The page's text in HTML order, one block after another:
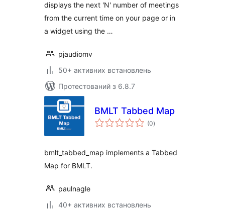
displays the next 'N' number of meetings
from the current time on your page or in
a widget using the …
pjaudiomv
50+ активних встановлень
Протестований з 6.8.7
BMLT Tabbed Map
(0загальний
рейтинг
)
bmlt_tabbed_map implements a Tabbed
Map for BMLT.
paulnagle
40+ активних встановлень